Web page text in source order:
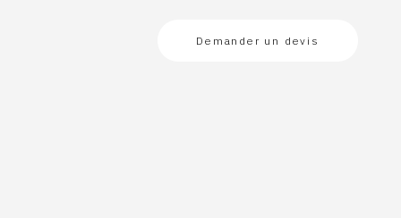
Demander un devis